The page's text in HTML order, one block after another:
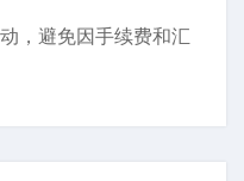
，避免因手续费和汇